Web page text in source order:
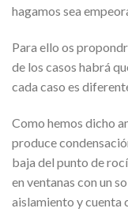
hagamos sea
Para ello os
de los casos habrá
cada caso es
Como hemos dicho
produce
baja del punto de
en ventanas con un
aislamiento y cuenta